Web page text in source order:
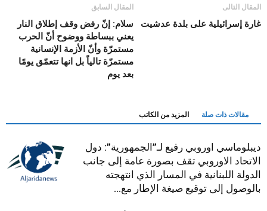
المقال السابق
سلام: إنّ رفض وقف إطلاق النار
يعني ببساطة ووضوح أنّ الحرب
مستمرّة وأنّ الأزمة الإنسانية
مستمرّة تالياً بل انها تتعمّق يومًا
بعد يوم
المقال التالى
غارة إسرائيلية على بلدة عدشيت
مقالات ذات صلة المزيد من الكاتب
ديبلوماسي اوروبي رفيع لـ”الجمهورية”: دول
الاتحاد الاوروبي تقف بصورة عامة إلى جانب
الدولة اللبنانية في المسار الذي انتهجته
بالوصول إلى توقيع صيغة الإطار مع...